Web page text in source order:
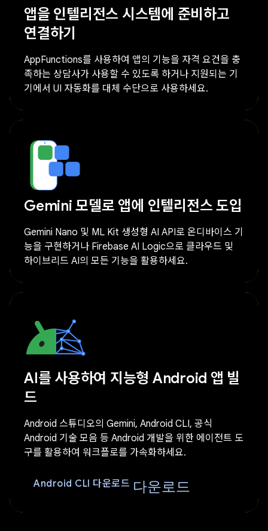
앱을 인텔리전스 시스템에 준비하고
연결하기
AppFunctions를 사용하여 앱의 기능을 자격 요건을 충
족하는 상담사가 사용할 수 있도록 하거나 지원되는 기
기에서 UI 자동화를 대체 수단으로 사용하세요.
Gemini 모델로 앱에 인텔리전스 도입
Gemini Nano 및 ML Kit 생성형 AI API로 온디바이스 기
능을 구현하거나 Firebase AI Logic으로 클라우드 및
하이브리드 AI의 모든 기능을 활용하세요.
AI를 사용하여 지능형 Android 앱 빌
드
Android 스튜디오의 Gemini, Android CLI, 공식
Android 기술 모음 등 Android 개발을 위한 에이전트 도
구를 활용하여 워크플로를 가속화하세요.
Android CLI 다운로드 다운로드